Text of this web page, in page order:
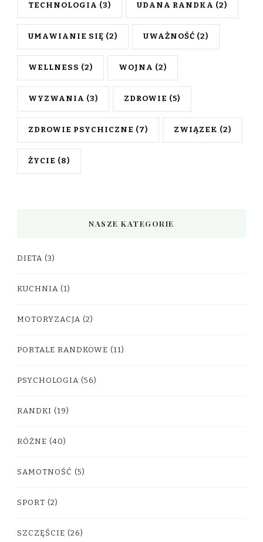
TECHNOLOGIA (3) UDANA RANDKA (2)
UMAWIANIE SIĘ (2) UWAŻNOŚĆ (2)
WELLNESS (2) WOJNA (2)
WYZWANIA (3) ZDROWIE (5)
ZDROWIE PSYCHICZNE (7) ZWIĄZEK (2)
ŻYCIE (8)
NASZE KATEGORIE
DIETA (3)
KUCHNIA (1)
MOTORYZACJA (2)
PORTALE RANDKOWE (11)
PSYCHOLOGIA (56)
RANDKI (19)
RÓŻNE (40)
SAMOTNOŚĆ (5)
SPORT (2)
SZCZĘŚCIE (26)